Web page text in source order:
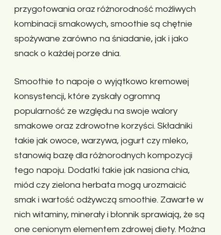
przygotowania oraz różnorodność możliwych
kombinacji smakowych, smoothie są chętnie
spożywane zarówno na śniadanie, jak i jako
snack o każdej porze dnia.
Smoothie to napoje o wyjątkowo kremowej
konsystencji, które zyskały ogromną
popularność ze względu na swoje walory
smakowe oraz zdrowotne korzyści. Składniki
takie jak owoce, warzywa, jogurt czy mleko,
stanowią bazę dla różnorodnych kompozycji
tego napoju. Dodatki takie jak nasiona chia,
miód czy zielona herbata mogą urozmaicić
smak i wartość odżywczą smoothie. Zawarte w
nich witaminy, minerały i błonnik sprawiają, że są
one cenionym elementem zdrowej diety. Można